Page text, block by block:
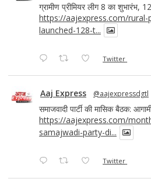
ग्रामीण प्रीमियर लीग 8 का शुभारंभ,
https://aajexpress.com/rural-
launched-128-t...
Twitter
Aaj Express @aajexpressdgtl
समाजवादी पार्टी की मासिक बैठक:
https://aajexpress.com/
samajwadi-party-di...
Twitter